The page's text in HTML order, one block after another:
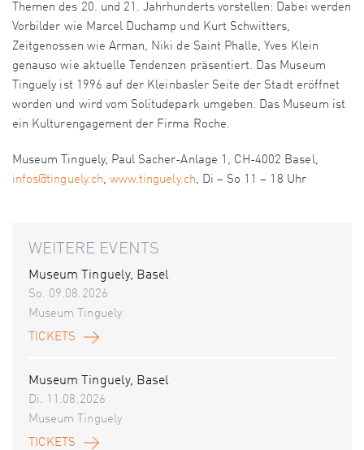
Themen des 20. und 21. Jahrhunderts vorstellen: Dabei werden
Vorbilder wie Marcel Duchamp und Kurt Schwitters,
Zeitgenossen wie Arman, Niki de Saint Phalle, Yves Klein
genauso wie aktuelle Tendenzen präsentiert. Das Museum
Tinguely ist 1996 auf der Kleinbasler Seite der Stadt eröffnet
worden und wird vom Solitudepark umgeben. Das Museum ist
ein Kulturengagement der Firma Roche.
Museum Tinguely, Paul Sacher-Anlage 1, CH-4002 Basel,
infos@tinguely.ch, www.tinguely.ch, Di – So 11 – 18 Uhr
WEITERE EVENTS
Museum Tinguely, Basel
So. 09.08.2026
Museum Tinguely
TICKETS
Museum Tinguely, Basel
Di. 11.08.2026
Museum Tinguely
TICKETS